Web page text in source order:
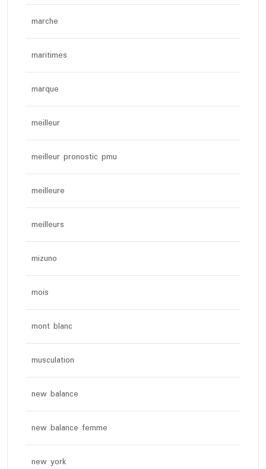
marche
maritimes
marque
meilleur
meilleur pronostic pmu
meilleure
meilleurs
mizuno
mois
mont blanc
musculation
new balance
new balance femme
new york